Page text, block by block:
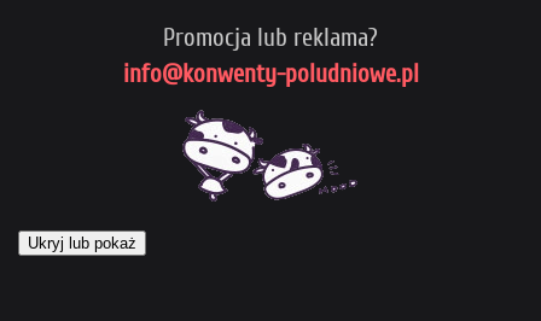
Promocja lub reklama?
info@konwenty-poludniowe.pl
Ukryj lub pokaż